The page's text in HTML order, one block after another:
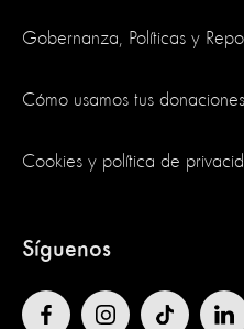
Gobernanza, Políticas y
Cómo usamos tus donaciones
Cookies y política de
Síguenos